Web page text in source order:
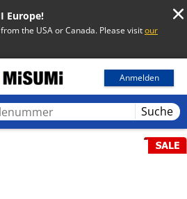
Europe!
the USA or Canada. Please visitour
Anmelden
Suche